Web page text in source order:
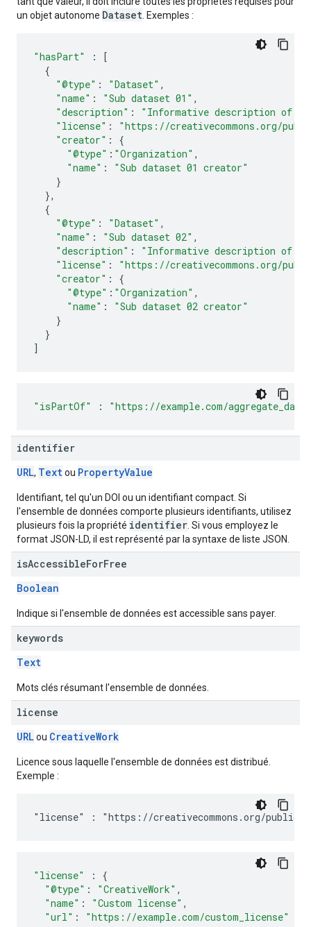
un objet autonome Dataset . Exemples :
"hasPart" :
[
{
"@type" : "Dataset" ,
"name" : "Sub dataset 01" ,
"description" :
"Informative description of
"license" :
"https://creativecommons.org/
"creator" :
{
"@type" : "Organization" ,
"name" :
"Sub dataset 01 creator"
}
},
{
"@type" : "Dataset" ,
"name" : "Sub dataset 02" ,
"description" :
"Informative description of
"license" :
"https://creativecommons.org/
"creator" :
{
"@type" : "Organization" ,
"name" :
"Sub dataset 02 creator"
}
}
]
"isPartOf" : "https://example.com/
identifier
URL, Textou PropertyValue
Identifiant, tel qu'un DOI ou un identifiant compact. Si
l'ensemble de données comporte plusieurs identifiants, utilisez
plusieurs fois la propriété identifier . Si vous employez le
format JSON-LD, il est représenté par la syntaxe de liste JSON.
isAccessibleForFree
Boolean
Indique si l'ensemble de données est accessible sans payer.
keywords
Text
Mots clés résumant l'ensemble de données.
license
URLou CreativeWork
Licence sous laquelle l'ensemble de données est distribué.
Exemple :
"license" : "https://creativecommons.org/
"license" :
{
"@type" : "CreativeWork" ,
"name" : "Custom license" ,
"url" :
"https://example.com/custom_license"